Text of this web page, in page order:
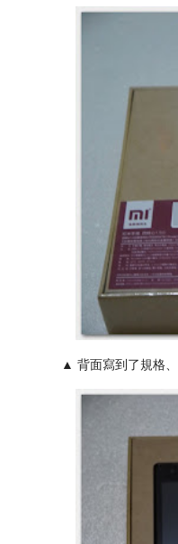
▲ 背面寫到了規格